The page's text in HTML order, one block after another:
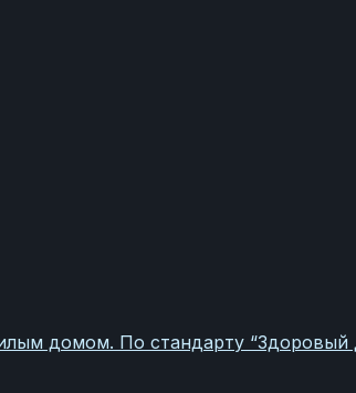
домом. По стандарту “Здоровый